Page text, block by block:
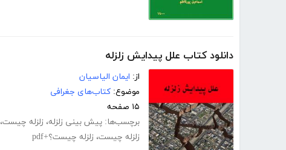
دانلود کتاب علل پیدایش زلزله
از: ایمان الیاسیان
موضوع: کتاب‌های جغرافی
۱۵ صفحه
برچسب‌ها: پیش بینی زلزله، زلزله چیست،
زلزله چیست، زلزله چیست؟+pdf